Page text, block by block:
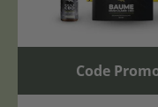
Code